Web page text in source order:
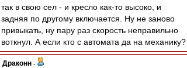
так в свою сел - и кресло как-то высоко, и
задняя по другому включается. Ну не заново
привыкать, ну пару раз скорость неправильно
воткнул. А если кто с автомата да на механику?
Драконн -